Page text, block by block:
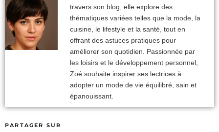
travers son blog, elle explore des
thématiques variées telles que la mode, la
cuisine, le lifestyle et la santé, tout en
offrant des astuces pratiques pour
améliorer son quotidien. Passionnée par
les loisirs et le développement personnel,
Zoé souhaite inspirer ses lectrices à
adopter un mode de vie équilibré, sain et
épanouissant.
PARTAGER SUR